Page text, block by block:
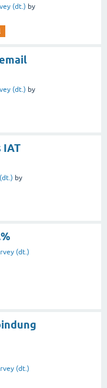
(dt.) by
(dt.) by
IAT
by
(dt.)
(dt.)